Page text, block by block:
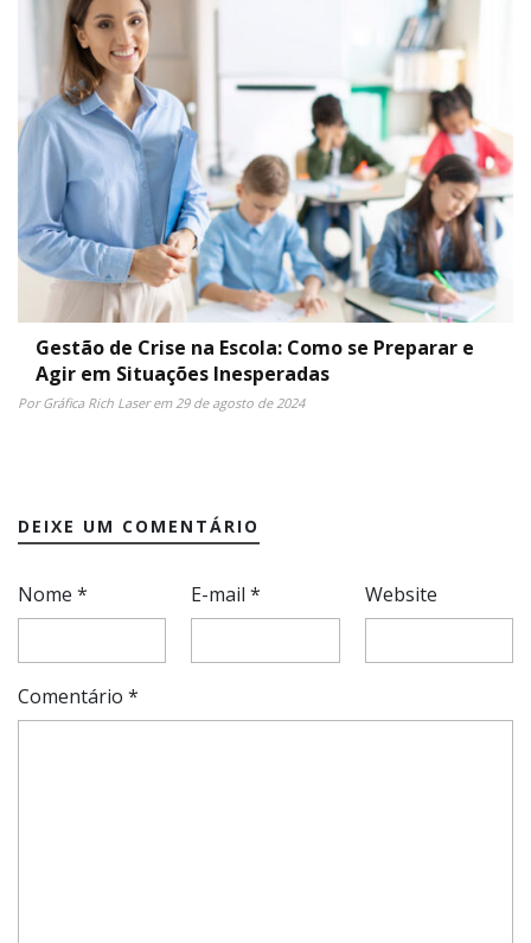
Gestão de Crise na Escola: Como se Preparar e
Agir em Situações Inesperadas
Por Gráfica Rich Laser em 29 de agosto de 2024
DEIXE UM COMENTÁRIO
Nome * E-mail* Website
Comentário *